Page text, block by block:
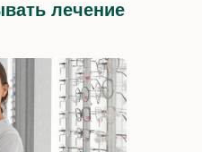
лечение